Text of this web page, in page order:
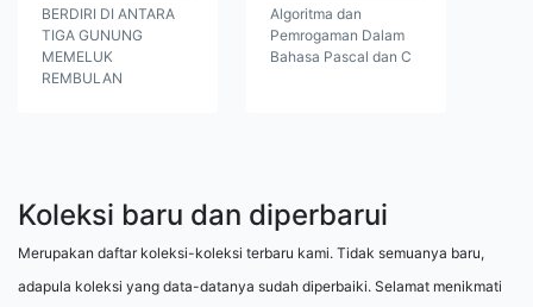
BERDIRI DI ANTARA
TIGA GUNUNG
MEMELUK
REMBULAN
Algoritma dan
Pemrogaman Dalam
Bahasa Pascal dan C
Koleksi baru dan diperbarui
Merupakan daftar koleksi-koleksi terbaru kami. Tidak semuanya baru,
adapula koleksi yang data-datanya sudah diperbaiki. Selamat menikmati